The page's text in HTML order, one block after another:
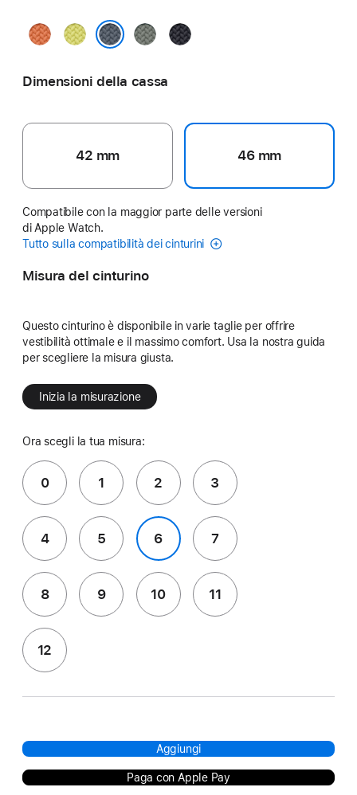
Curcuma
Giallo
GrigioverdeMezzanotte
Dimensioni della cassa
42 mm 46 mm
Compatibile con la maggior parte delle versioni
di Apple Watch.
Tutto sulla compatibilità dei cinturini
Misura del cinturino
Questo cinturino è disponibile in varie taglie per offrire
vestibilità ottimale e il massimo comfort. Usa la nostra guida
per scegliere la misura giusta.
Inizia la misurazione
Ora scegli la tua misura:
0 1 2 3
4 5 6 7
8 9 10 11
12
Aggiungi
Paga con Apple Pay